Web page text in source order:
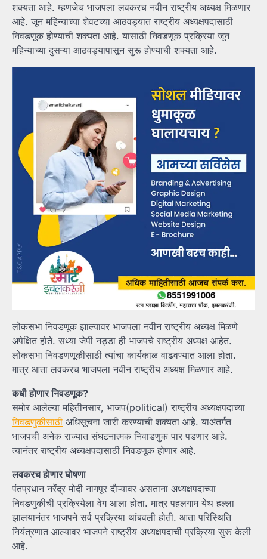
शक्यता आहे. म्हणजेच भाजपला लवकरच नवीन राष्ट्रीय अध्यक्ष मिळणार
आहे. जून महिन्याच्या शेवटच्या आठवड्यात राष्ट्रीय अध्यक्षपदासाठी
निवडणूक होण्याची शक्यता आहे. यासाठी निवडणूक प्रक्रिया जून
महिन्याच्या दुसऱ्या आठवड्यापासून सुरू होण्याची शक्यता आहे.
लोकसभा निवडणूक झाल्यावर भाजपला नवीन राष्ट्रीय अध्यक्ष मिळणे
अपेक्षित होते. सध्या जेपी नड्डा ही भाजपचे राष्ट्रीय अध्यक्ष आहेत.
लोकसभा निवडणणूकीसाठी त्यांचा कार्यकाळ वाढवण्यात आला होता.
मात्र आता लवकरच भाजपला नवीन राष्ट्रीय अध्यक्ष मिळणार आहे.
कधी होणार निवडणूक?
समोर आलेल्या महितीनसार, भाजप(political) राष्ट्रीय अध्यक्षपदाच्या
निवडणुकीसाठी अधिसूचना जारी करण्याची शक्यता आहे. याअंतर्गत
भाजपची अनेक राज्यात संघटनात्मक निवाडणुक पार पडणार आहे.
त्यानंतर राष्ट्रीय अध्यक्षपदासाठी निवडणूक होणार आहे.
लवकरच होणार घोषणा
पंतप्रधान नरेंद्र मोदी नागपूर दौऱ्यावर असताना अध्यक्षपदाच्या
निवडणुकीची प्रक्रियेला वेग आला होता. मात्र पहलगाम येथ हल्ला
झालयानंतर भाजपने सर्व प्रक्रिया थांबवली होती. आता परिस्थिति
नियंत्रणात आल्यावर भाजपने राष्ट्रीय अध्यक्षपदाची प्रक्रिया सुरू केली
आहे.